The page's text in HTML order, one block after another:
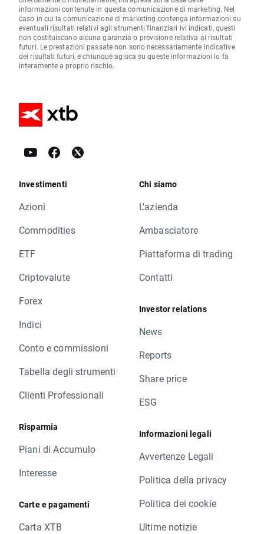
informazioni contenute in questa comunicazione di marketing. Nel
caso in cui la comunicazione di marketing contenga informazioni su
eventuali risultati relativi agli strumenti finanziari ivi indicati, questi
non costituiscono alcuna garanzia o previsione relativa ai risultati
futuri. Le prestazioni passate non sono necessariamente indicative
dei risultati futuri, e chiunque agisca su queste informazioni lo fa
interamente a proprio rischio.
Investimenti
Azioni
Commodities
ETF
Criptovalute
Forex
Indici
Conto e commissioni
Tabella degli strumenti
Clienti Professionali
Risparmia
Piani di Accumulo
Interesse
Carte e pagamenti
Carta XTB
Chi siamo
L'azienda
Ambasciatore
Piattaforma di trading
Contatti
Investor relations
News
Reports
Share price
ESG
Informazioni legali
Avvertenze Legali
Politica della privacy
Politica dei cookie
Ultime notizie